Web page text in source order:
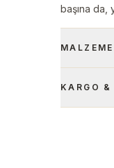
başına da,
KARGO &